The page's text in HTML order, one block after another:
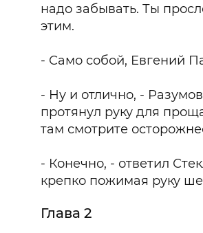
надо забывать. Ты
этим.
- Само собой, Евгений
- Ну и отлично, -
протянул руку для
там смотрите
- Конечно, - ответил
крепко пожимая руку
Глава 2